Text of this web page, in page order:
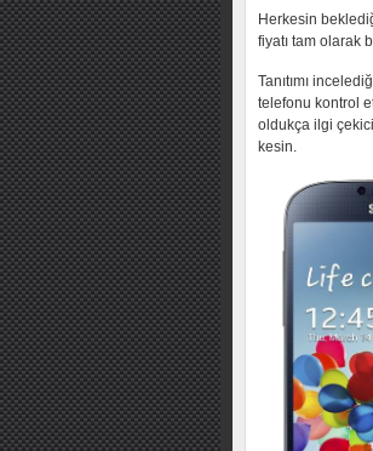
Herkesin
fiyatı tam olarak
Tanıtımı
telefonu kontrol
oldukça ilgi
kesin.